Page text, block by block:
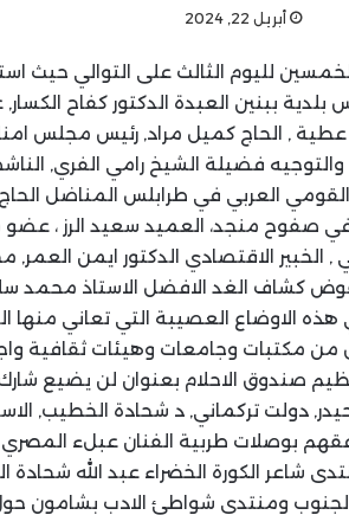
أبريل 22, 2024
لليوم الثالث على التوالي حيث
بلدية ببنين العبدة الدكتور كفاح
, الحاج كميل مراد, رئيس مجلس
والتوجيه فضيلة الشيخ رامي الفري,
العربي في طرابلس المناضل
صفوح منجد، العميد سعيد الرز ،
الخبير الاقتصادي الدكتور ايمن العمر,
مفوض كشاف الغد الافضل الاستاذ محمد
هذه الاوضاع العصيبة التي تعاني منها
مكتبات وجامعات وهيئات ثقافية
صندوق الاحلام بعنوان لن يضيع شارك
دولت تركماني, د شحادة الخطيب,
بوصلات طربية الفنان عبلء
شاعر الكورة الخضراء عبد الله شحادة
ومنتدى شواطئ الادب بشامون حول